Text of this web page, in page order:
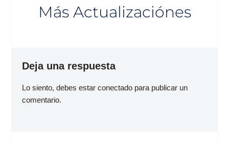
Más Actualizaciónes
Deja una respuesta
Lo siento, debes estarconectado para publicar un
comentario.